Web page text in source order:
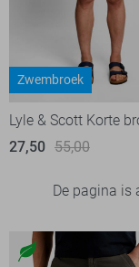
Zwembroek
Lyle & Scott Korte
27,50 55,00
De pagina is